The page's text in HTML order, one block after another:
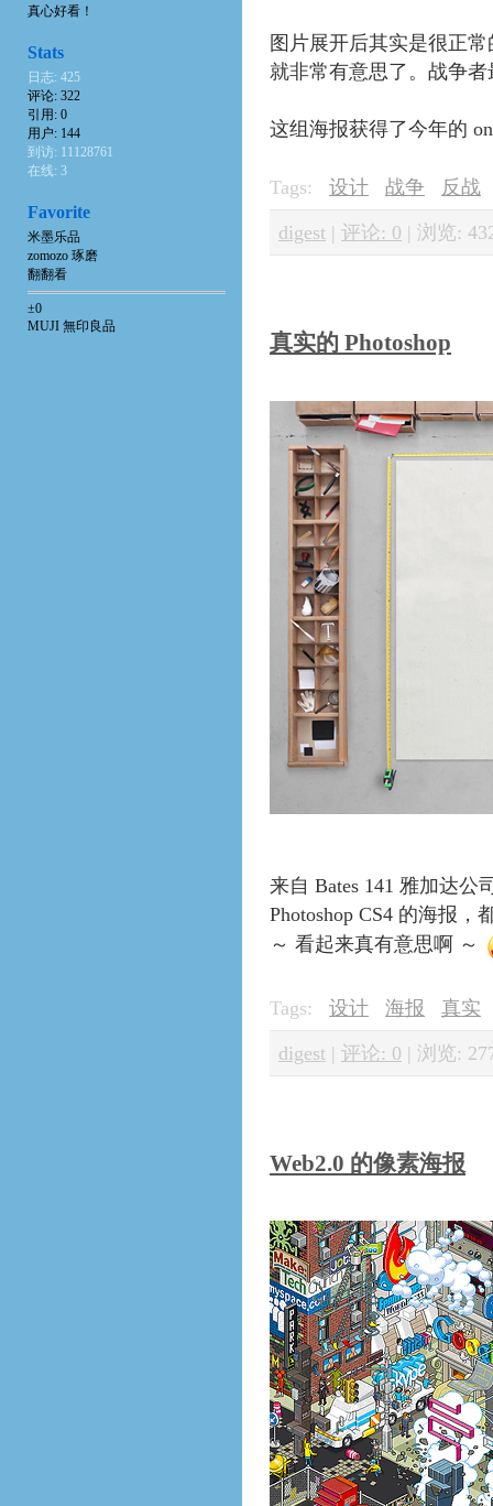
图片展开后其实是很正
就非常有意思了。战争
这组海报获得了今年的
Tags: 设计 战争 反战
digest | 评论: 0 | 浏览:
真实的 Photoshop
来自 Bates 141 雅加达公
Photoshop CS4 的海报
～ 看起来真有意思啊 ～
Tags: 设计 海报 真实
digest | 评论: 0 | 浏览:
Web2.0 的像素海报
真心好看！
Stats
日志: 425
评论: 322
引用: 0
用户: 144
到访: 11128761
在线: 3
Favorite
米墨乐品
zomozo 琢磨
翻翻看
±0
MUJI 無印良品